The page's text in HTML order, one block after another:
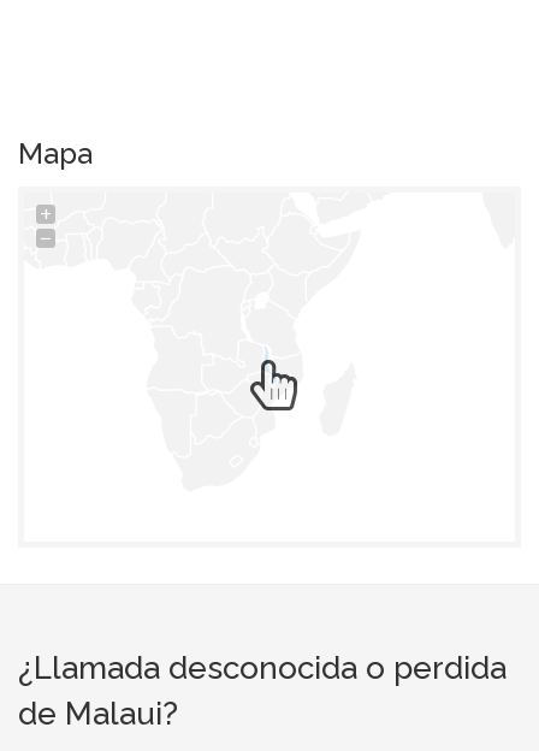
Mapa
+
−
¿Llamada desconocida o perdida
de Malaui?